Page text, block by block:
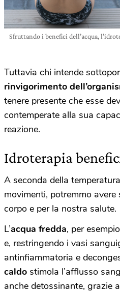
Sfruttando i benefici dell’acqua,
Tuttavia chi intende
rinvigorimento
tenere presente che esse
contemperate alla sua
reazione.
Idroterapia
A seconda della
movimenti, potremmo
corpo e per la nostra salute.
L’acqua fredda, per
e, restringendo i vasi
antinfiammatoria e
caldo stimola l’afflusso
anche detossinante, grazie